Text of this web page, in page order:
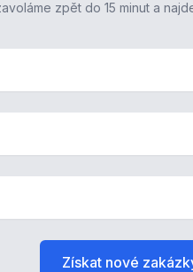
zpět do 15 minut a
Získat nové